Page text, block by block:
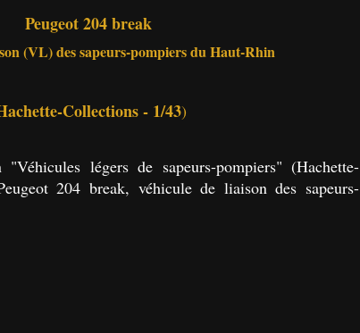
Peugeot 204 break
(VL) des sapeurs-pompiers du Haut-Rhin
Collections - 1/43)
légers de sapeurs-pompiers" (Hachette-
204 break, véhicule de liaison des sapeurs-